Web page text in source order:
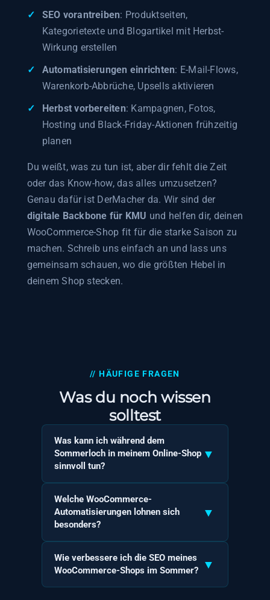
SEO vorantreiben: Produktseiten,
Kategorietexte und Blogartikel mit Herbst-
Wirkung erstellen
Automatisierungen einrichten: E-Mail-Flows,
Warenkorb-Abbrüche, Upsells aktivieren
Herbst vorbereiten: Kampagnen, Fotos,
Hosting und Black-Friday-Aktionen frühzeitig
planen
Du weißt, was zu tun ist, aber dir fehlt die Zeit
oder das Know-how, das alles umzusetzen?
Genau dafür ist DerMacher da. Wir sind der
digitale Backbone für KMU und helfen dir, deinen
WooCommerce-Shop fit für die starke Saison zu
machen. Schreib uns einfach an und lass uns
gemeinsam schauen, wo die größten Hebel in
deinem Shop stecken.
// HÄUFIGE FRAGEN
Was du noch wissen
solltest
Was kann ich während dem
Sommerloch in meinem Online-Shop
sinnvoll tun?
▼
Optimierungen anzugehen, die im laufenden
Betrieb zu riskant oder zeitaufwendig wären.
aktualisieren und E-Mail-Automationen
Welche WooCommerce-
Automatisierungen lohnen sich
besonders?
▼
effektivsten Automationen überhaupt, weil
sie Kunden zurückholt, die bereits
Wie verbessere ich die SEO meines
WooCommerce-Shops im Sommer?
▼